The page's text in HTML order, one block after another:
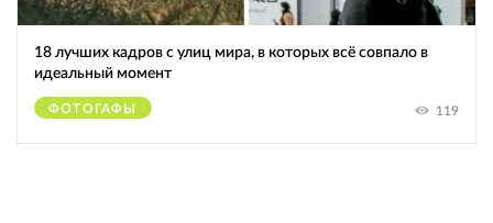
18 лучших кадров с улиц мира, в которых всё совпало в
идеальный момент
ФОТОГАФЫ 119